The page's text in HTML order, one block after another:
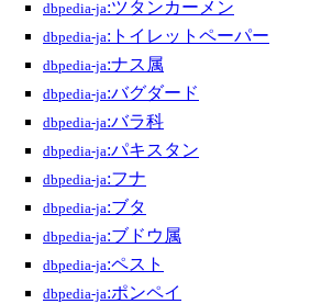
dbpedia-ja:ツタンカーメン
dbpedia-ja:トイレットペーパー
dbpedia-ja:ナス属
dbpedia-ja:バグダード
dbpedia-ja:バラ科
dbpedia-ja:パキスタン
dbpedia-ja:フナ
dbpedia-ja:ブタ
dbpedia-ja:ブドウ属
dbpedia-ja:ペスト
dbpedia-ja:ポンペイ